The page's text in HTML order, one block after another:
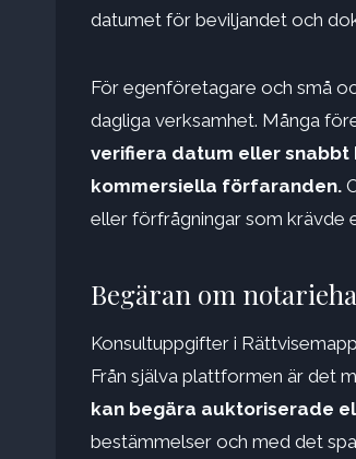
datumet för beviljandet och
För egenföretagare och små
dagliga verksamhet. Många
verifiera datum eller
kommersiella förfaranden.
eller förfrågningar som krävde
Begäran om
Konsultuppgifter i
Från själva plattformen är det
kan begära auktoriserade
bestämmelser och med det